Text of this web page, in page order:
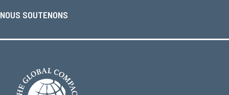
NOUS SOUTENONS